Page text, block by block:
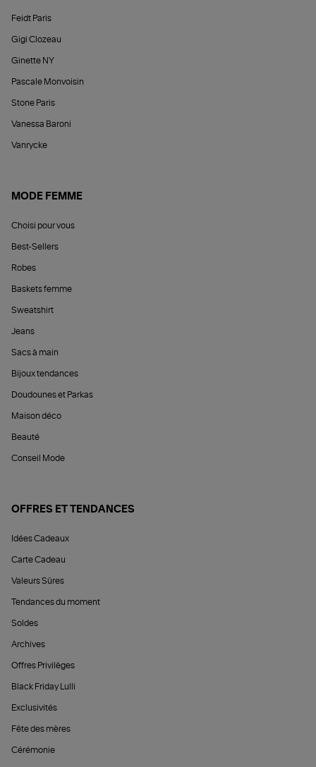
Feidt Paris
Gigi Clozeau
Ginette NY
Pascale Monvoisin
Stone Paris
Vanessa Baroni
Vanrycke
MODE FEMME
Choisi pour vous
Best-Sellers
Robes
Baskets femme
Sweatshirt
Jeans
Sacs à main
Bijoux tendances
Doudounes et Parkas
Maison déco
Beauté
Conseil Mode
OFFRES ET TENDANCES
Idées Cadeaux
Carte Cadeau
Valeurs Sûres
Tendances du moment
Soldes
Archives
Offres Privilèges
Black Friday Lulli
Exclusivités
Fête des mères
Cérémonie